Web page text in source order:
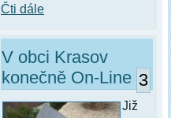
Čti dále
V obci Krasov
konečně On-Line 3
Již